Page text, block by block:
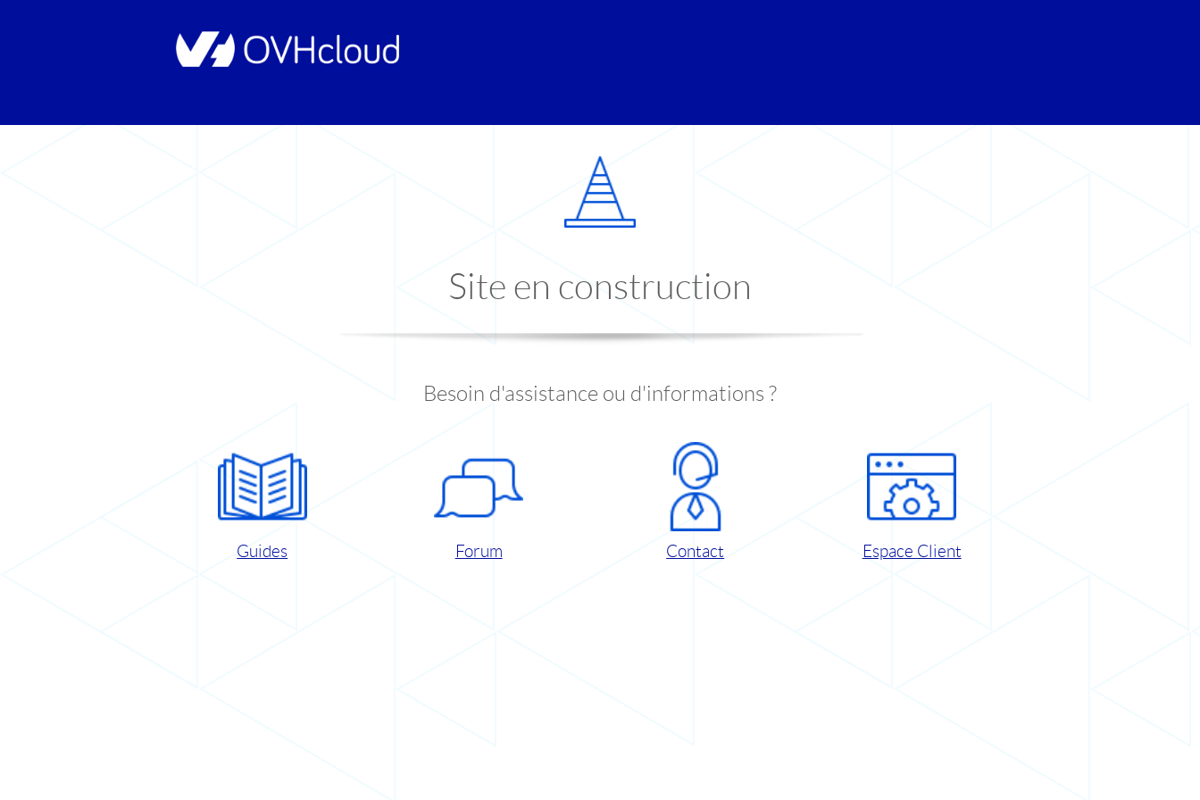
Site en construction
Besoin d'assistance ou d'informations ?
Guides Forum Contact Espace Client